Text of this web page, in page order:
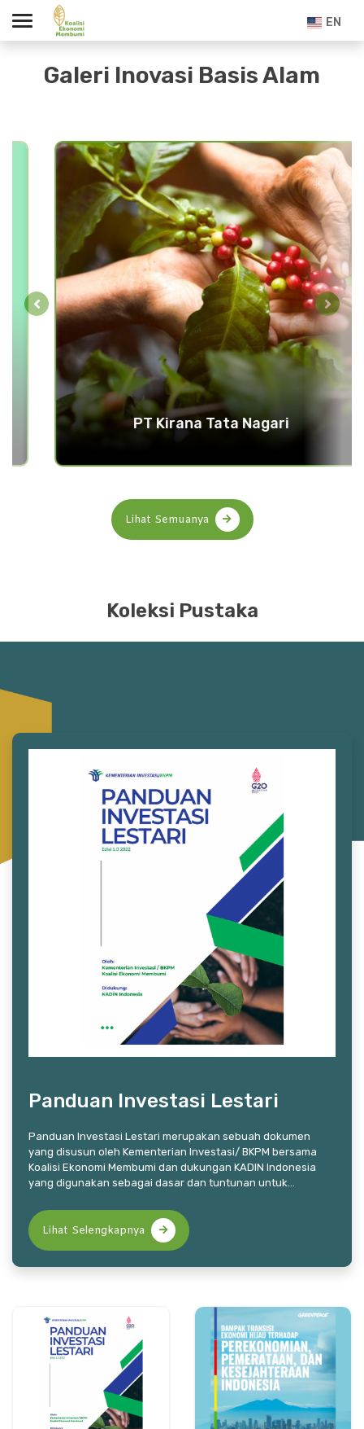
EN
Galeri Inovasi Basis Alam
PT Kirana Tata Nagari
Lihat Semuanya
Koleksi Pustaka
Panduan Investasi Lestari
Panduan Investasi Lestari merupakan sebuah dokumen
yang disusun oleh Kementerian Investasi/ BKPM bersama
Koalisi Ekonomi Membumi dan dukungan KADIN Indonesia
yang digunakan sebagai dasar dan tuntunan untuk
Indonesia. Panduan ini juga menjadi kerangka kerja yang
dapat digunakan pelaku usaha baik mikro, kecil dan
menengah (UMKM) hingga usaha besar untuk
Lihat Selengkapnya